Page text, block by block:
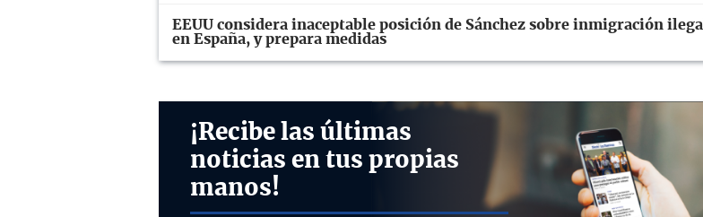
EEUU considera inaceptable posición de Sánchez sobre inmigración ilegal
en España, y prepara medidas
¡Recibe las últimas
noticias en tus propias
manos!